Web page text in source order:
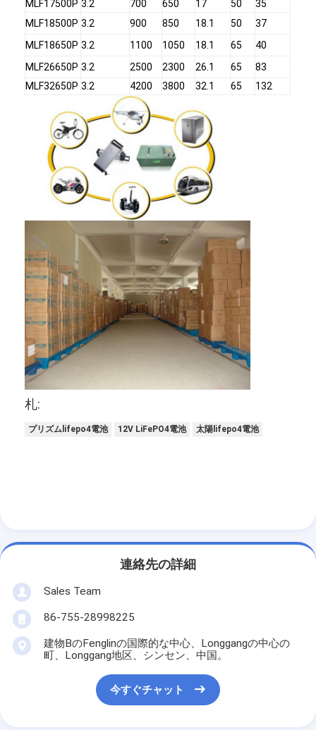
家
プロダクト
私達について
工場旅行
私達に連絡しなさい
リチウム lifepo4 電池
リチウム イオン充電電池
リチウムポリマー電池
エネルギー蓄積電池
Nimh 充電式電池
MLF17500P 3.2 700 650 17 50
35
MLF18500P 3.2 900 850 18.1 50
37
MLF18650P 3.2 1100 1050 18.1 65
40
MLF26650P 3.2 2500 2300 26.1 65
83
MLF32650P 3.2 4200 3800 32.1 65 132
札:
プリズムlifepo4電池 12V LiFePO4電池 太陽lifepo4電池
連絡先の詳細
Sales Team
86-755-28998225
建物BのFenglinの国際的な中心、Longgangの中心の
町、Longgang地区、シンセン、中国。
今すぐチャット